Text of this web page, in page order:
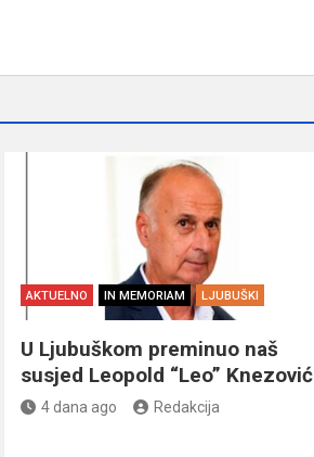
AKTUELNO IN MEMORIAM LJUBUŠKI
U Ljubuškom preminuo naš
susjed Leopold “Leo” Knezović
4 dana ago Redakcija